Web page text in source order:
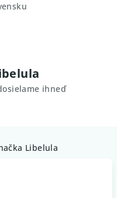
ihneď
Libelula